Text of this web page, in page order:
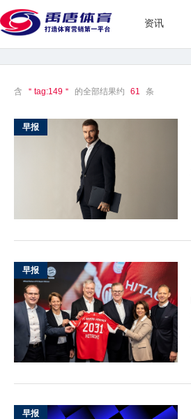
资讯
含 ＂tag:149＂ 的全部结果约 61 条
早报
早报
早报